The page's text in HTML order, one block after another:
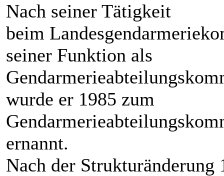
Nach seiner Tätigkeit
beim
seiner Funktion als
wurde er 1985 zum
ernannt.
Nach der Strukturänderung